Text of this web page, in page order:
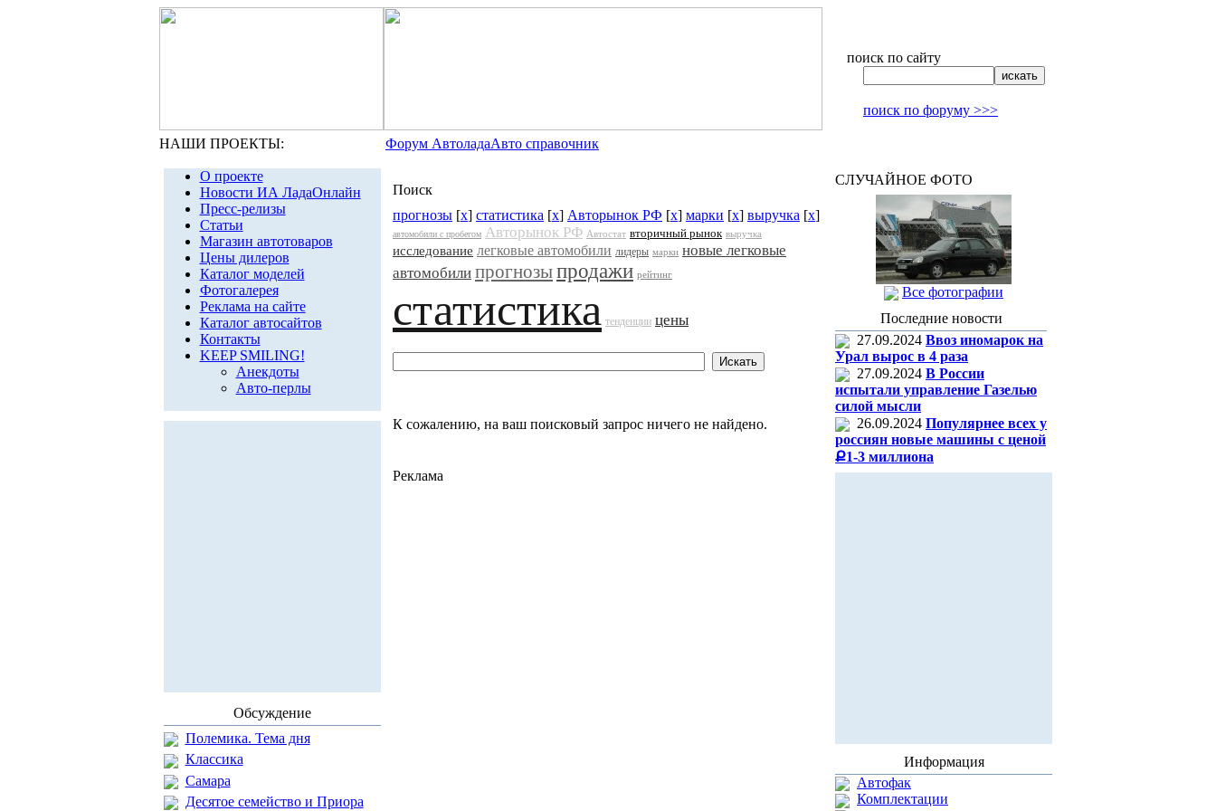
поиск по сайту
поиск по форуму >>>
НАШИ ПРОЕКТЫ: Форум АвтоладаАвто справочник
О проекте
Новости ИА ЛадаОнлайн
Пресс-релизы
Статьи
Магазин автотоваров
Цены дилеров
Каталог моделей
Фотогалерея
Реклама на сайте
Каталог автосайтов
Контакты
KEEP SMILING!
Анекдоты
Авто-перлы
Обсуждение
Полемика. Тема дня
Классика
Самара
Десятое семейство и Приора
Поиск
прогнозы [x] статистика [x] Авторынок РФ [x] марки [x] выручка [x]
автомобили с пробегом Авторынок РФ Автостат вторичный рынок выручка
исследование легковые автомобили лидеры марки новые легковые
автомобили прогнозыпродажи рейтинг
статистика тенденции цены
К сожалению, на ваш поисковый запрос ничего не найдено.
Реклама
СЛУЧАЙНОЕ ФОТО
Все фотографии
Последние новости
27.09.2024 Ввоз иномарок на
Урал вырос в 4 раза
27.09.2024 В России
испытали управление Газелью
силой мысли
26.09.2024 Популярнее всех у
россиян новые машины с ценой
Ք1-3 миллиона
Информация
Автофак
Комплектации